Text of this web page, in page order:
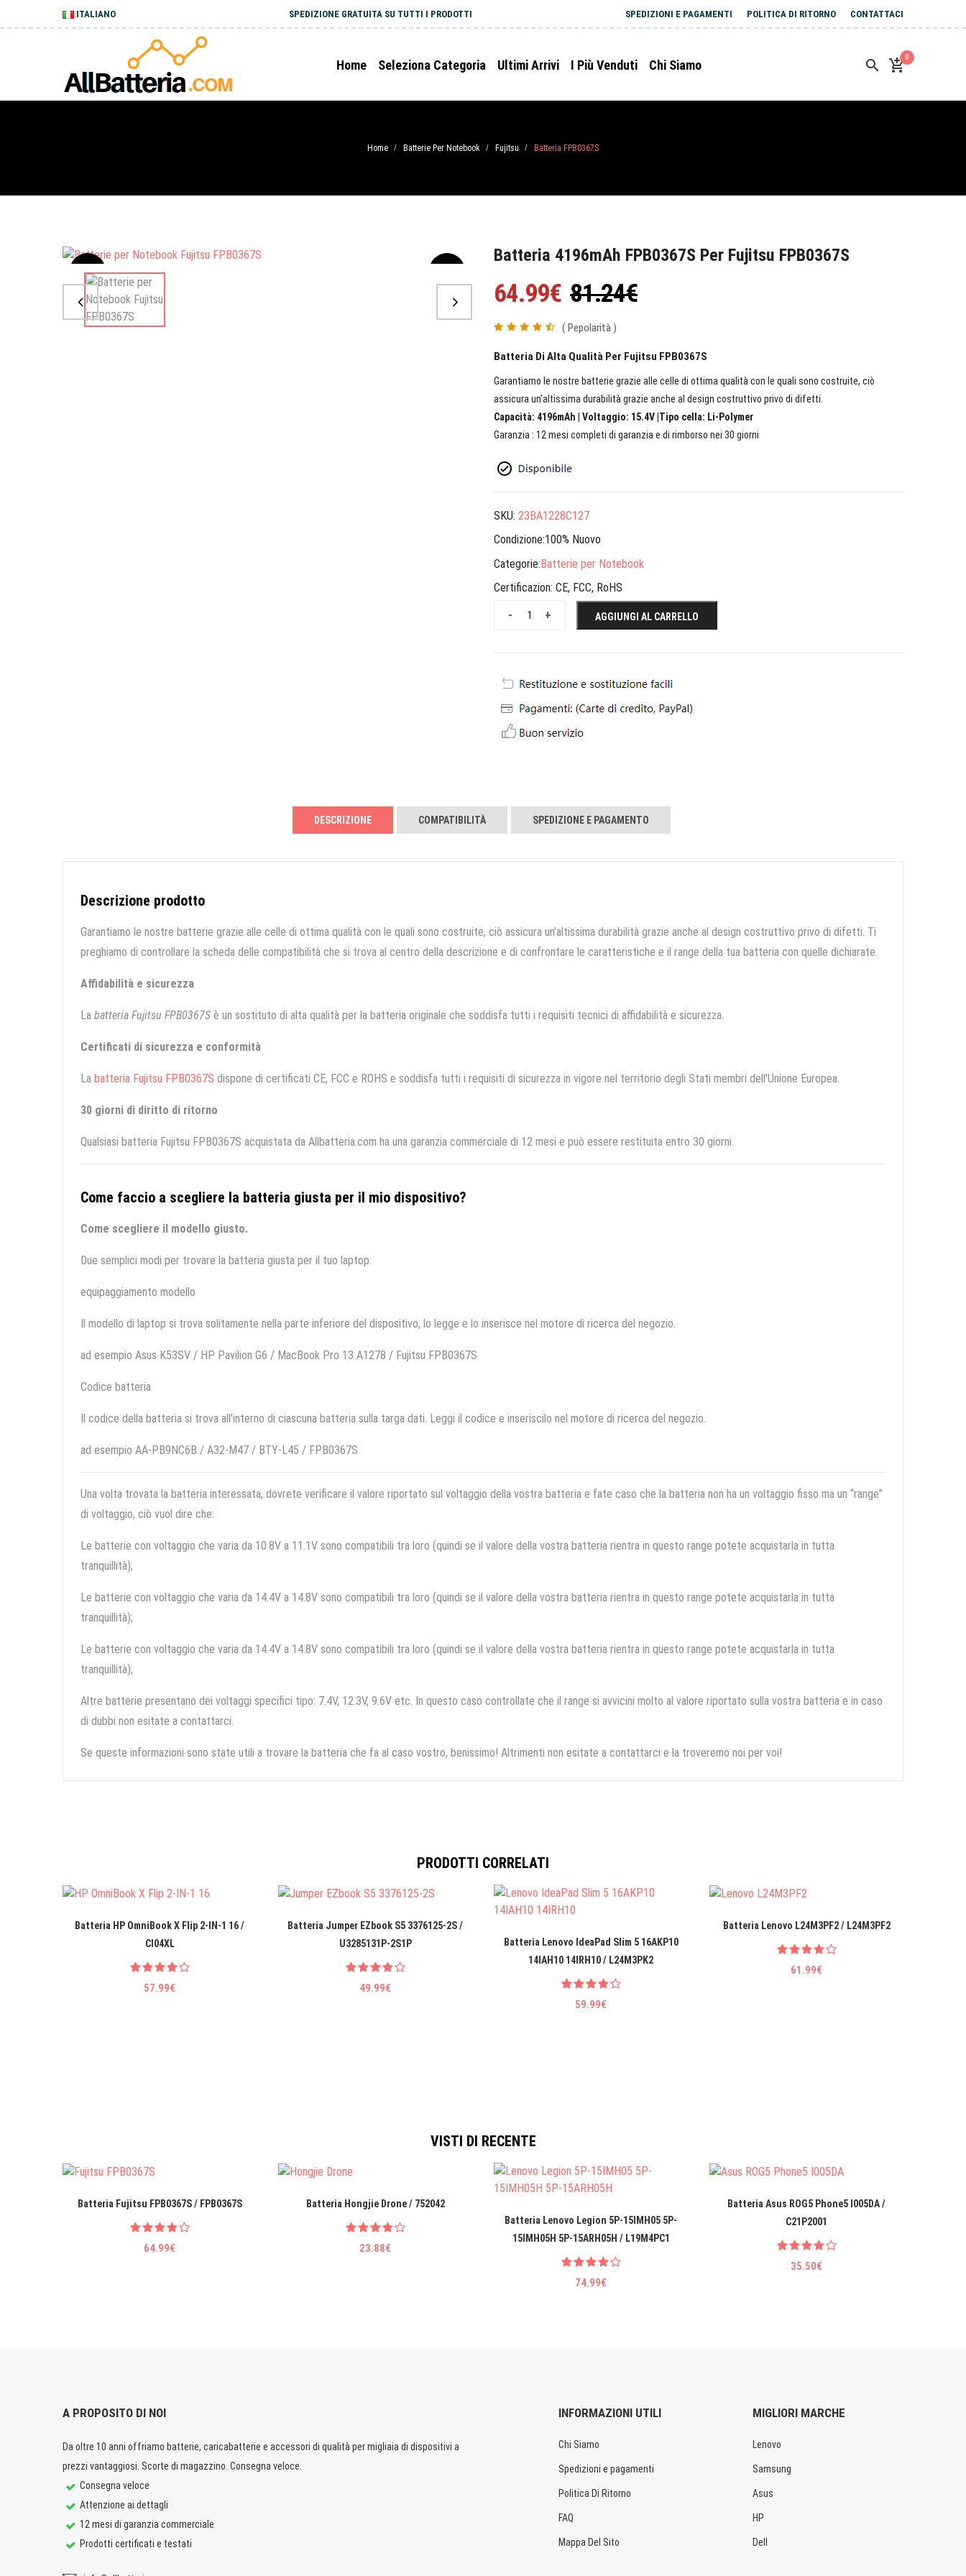
ITALIANO SPEDIZIONE GRATUITA SU TUTTI I PRODOTTI SPEDIZIONI E PAGAMENTI POLITICA DI RITORNO CONTATTACI
Home Seleziona Categoria Ultimi Arrivi I Più Venduti Chi Siamo
0
Home / Batterie Per Notebook / Fujitsu / Batteria FPB0367S
Sale
Batteria 4196mAh FPB0367S Per Fujitsu FPB0367S
64.99€ 81.24€
( Pepolarità )
Batteria Di Alta Qualità Per Fujitsu FPB0367S
Garantiamo le nostre batterie grazie alle celle di ottima qualità con le quali sono costruite, ciò
assicura un’altissima durabilità grazie anche al design costruttivo privo di difetti.
Capacità: 4196mAh | Voltaggio: 15.4V |Tipo cella: Li-Polymer
Garanzia : 12 mesi completi di garanzia e di rimborso nei 30 giorni
SKU: 23BA1228C127
Condizione:100% Nuovo
Categorie:Batterie per Notebook
Certificazion: CE, FCC, RoHS
+
- AGGIUNGI AL CARRELLO
DESCRIZIONE COMPATIBILITÀ SPEDIZIONE E PAGAMENTO
Descrizione prodotto
Garantiamo le nostre batterie grazie alle celle di ottima qualità con le quali sono costruite, ciò assicura un’altissima durabilità grazie anche al design costruttivo privo di difetti. Ti
preghiamo di controllare la scheda delle compatibilità che si trova al centro della descrizione e di confrontare le caratteristiche e il range della tua batteria con quelle dichiarate.
Affidabilità e sicurezza
La batteria Fujitsu FPB0367S è un sostituto di alta qualità per la batteria originale che soddisfa tutti i requisiti tecnici di affidabilità e sicurezza.
Certificati di sicurezza e conformità
La batteria Fujitsu FPB0367S dispone di certificati CE, FCC e ROHS e soddisfa tutti i requisiti di sicurezza in vigore nel territorio degli Stati membri dell'Unione Europea.
30 giorni di diritto di ritorno
Qualsiasi batteria Fujitsu FPB0367S acquistata da Allbatteria.com ha una garanzia commerciale di 12 mesi e può essere restituita entro 30 giorni.
Come faccio a scegliere la batteria giusta per il mio dispositivo?
Come scegliere il modello giusto.
Due semplici modi per trovare la batteria giusta per il tuo laptop.
equipaggiamento modello
Il modello di laptop si trova solitamente nella parte inferiore del dispositivo, lo legge e lo inserisce nel motore di ricerca del negozio.
ad esempio Asus K53SV / HP Pavilion G6 / MacBook Pro 13 A1278 / Fujitsu FPB0367S
Codice batteria
Il codice della batteria si trova all'interno di ciascuna batteria sulla targa dati. Leggi il codice e inseriscilo nel motore di ricerca del negozio.
ad esempio AA-PB9NC6B / A32-M47 / BTY-L45 / FPB0367S
Una volta trovata la batteria interessata, dovrete verificare il valore riportato sul voltaggio della vostra batteria e fate caso che la batteria non ha un voltaggio fisso ma un “range”
di voltaggio, ciò vuol dire che:
Le batterie con voltaggio che varia da 10.8V a 11.1V sono compatibili tra loro (quindi se il valore della vostra batteria rientra in questo range potete acquistarla in tutta
tranquillità);
Le batterie con voltaggio che varia da 14.4V a 14.8V sono compatibili tra loro (quindi se il valore della vostra batteria rientra in questo range potete acquistarla in tutta
tranquillità);
Le batterie con voltaggio che varia da 14.4V a 14.8V sono compatibili tra loro (quindi se il valore della vostra batteria rientra in questo range potete acquistarla in tutta
tranquillità);
Altre batterie presentano dei voltaggi specifici tipo: 7.4V, 12.3V, 9.6V etc. In questo caso controllate che il range si avvicini molto al valore riportato sulla vostra batteria e in caso
di dubbi non esitate a contattarci.
Se queste informazioni sono state utili a trovare la batteria che fa al caso vostro, benissimo! Altrimenti non esitate a contattarci e la troveremo noi per voi!
PRODOTTI CORRELATI
Batteria HP OmniBook X Flip 2-IN-1 16 /
CI04XL
57.99€
Batteria Jumper EZbook S5 3376125-2S /
U3285131P-2S1P
49.99€
Batteria Lenovo IdeaPad Slim 5 16AKP10
14IAH10 14IRH10 / L24M3PK2
59.99€
Batteria Lenovo L24M3PF2 / L24M3PF2
61.99€
VISTI DI RECENTE
Batteria Fujitsu FPB0367S / FPB0367S
64.99€
Batteria Hongjie Drone / 752042
23.88€
Batteria Lenovo Legion 5P-15IMH05 5P-
15IMH05H 5P-15ARH05H / L19M4PC1
74.99€
Batteria Asus ROG5 Phone5 I005DA /
C21P2001
35.50€
A PROPOSITO DI NOI
Da oltre 10 anni offriamo batterie, caricabatterie e accessori di qualità per migliaia di dispositivi a
prezzi vantaggiosi. Scorte di magazzino. Consegna veloce.
Consegna veloce
Attenzione ai dettagli
12 mesi di garanzia commerciale
Prodotti certificati e testati
INFORMAZIONI UTILI
Chi Siamo
Spedizioni e pagamenti
Politica Di Ritorno
FAQ
Mappa Del Sito
MIGLIORI MARCHE
Lenovo
Samsung
Asus
HP
Dell